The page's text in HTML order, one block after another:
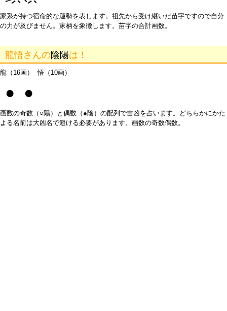
家系が持つ宿命的な運勢を表します。祖先から受け継いだ苗字ですので自分
の力が及びません。家柄を象徴します。苗字の合計画数。
龍悟さんの陰陽は！
龍（16画） 悟（10画）
● ●
画数の奇数（○陽）と偶数（●陰）の配列で吉凶を占います。どちらかにかた
よる名前は大凶名で避ける必要があります。画数の奇数偶数。